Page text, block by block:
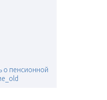
о пенсионной